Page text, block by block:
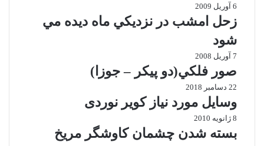
6 آوریل 2009
زحل امشب در نزديكي ماه ديده مي
شود
7 آوریل 2008
صور فلكي(دو پیکر – جوزا)
22 دسامبر 2018
وسایل مورد نیاز کویر نوردی
8 ژانویه 2010
بسته شدن چشمان کاوشگر مريخ